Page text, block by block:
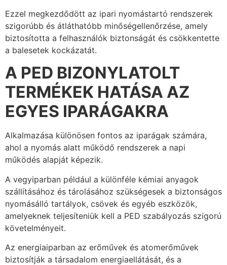
Ezzel megkezdődött az ipari nyomástartó rendszerek
szigorúbb és átláthatóbb minőségellenőrzése, amely
biztosította a felhasználók biztonságát és csökkentette
a balesetek kockázatát.
A PED BIZONYLATOLT
TERMÉKEK HATÁSA AZ
EGYES IPARÁGAKRA
Alkalmazása különösen fontos az iparágak számára,
ahol a nyomás alatt működő rendszerek a napi
működés alapját képezik.
A vegyiparban például a különféle kémiai anyagok
szállításához és tárolásához szükségesek a biztonságos
nyomásálló tartályok, csövek és egyéb eszközök,
amelyeknek teljesíteniük kell a PED szabályozás szigorú
követelményeit.
Az energiaiparban az erőművek és atomerőművek
biztosítják a társadalom energiaellátását, és a